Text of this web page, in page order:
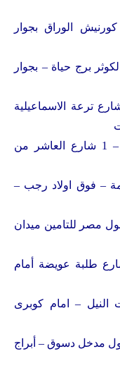
الوراق بجوار
برج حياة – بجوار
فرع ترعة اسماعيلية : 37 شارع ترعة الاسماعيلية
رنين فرع قليوب : رنين قليوب – 1 شارع العاشر من
– فوق اولاد رجب –
ش الجلاء مول مصر للتامين ميدان
طلبة عويضة أمام
النيل – امام كوبرى
مدخل دسوق – أبراج